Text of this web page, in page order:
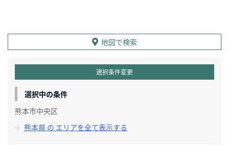
地図で検索
選択条件変更
選択中の条件
熊本市中央区
熊本県 の エリアを全て表示する